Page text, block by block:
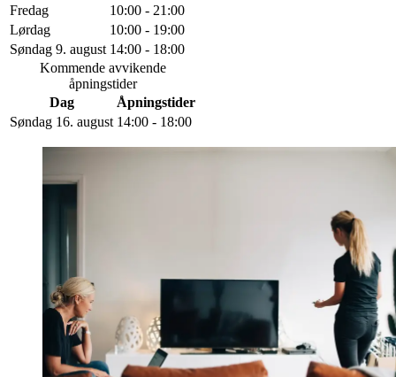
Fredag
10:00 - 21:00
Lørdag
10:00 - 19:00
Søndag 9. august 14:00 - 18:00
Kommende avvikende
åpningstider
Dag
Åpningstider
Søndag 16. august 14:00 - 18:00